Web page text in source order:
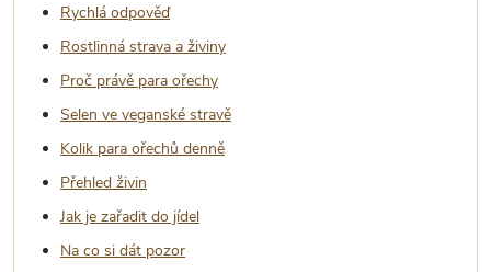
Rychlá odpověď
Rostlinná strava a živiny
Proč právě para ořechy
Selen ve veganské stravě
Kolik para ořechů denně
Přehled živin
Jak je zařadit do jídel
Na co si dát pozor